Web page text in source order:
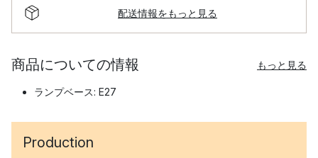
配送情報をもっと見る
商品についての情報 もっと見る
ランプベース: E27
Production